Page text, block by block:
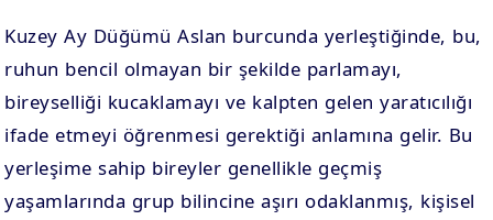
Kuzey Ay Düğümü Aslan burcunda yerleştiğinde, bu,
ruhun bencil olmayan bir şekilde parlamayı,
bireyselliği kucaklamayı ve kalpten gelen yaratıcılığı
ifade etmeyi öğrenmesi gerektiği anlamına gelir. Bu
yerleşime sahip bireyler genellikle geçmiş
yaşamlarında grup bilincine aşırı odaklanmış, kişisel